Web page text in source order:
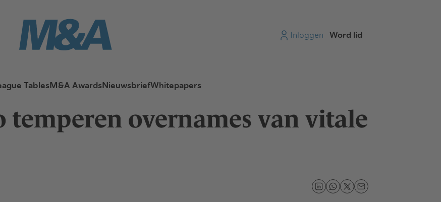
Inloggen Word lid
TablesM&A AwardsNieuwsbriefWhitepapers
temperen overnames van vitale